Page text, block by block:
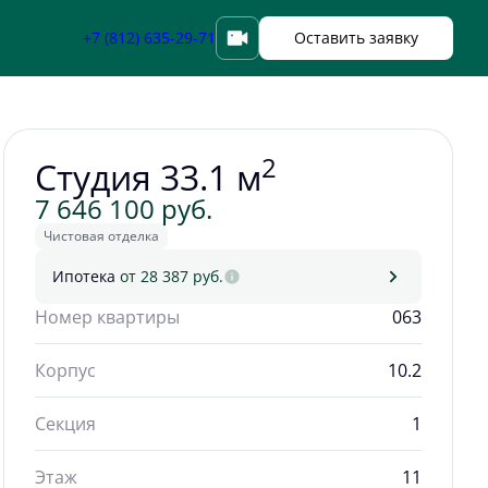
+7 (812) 635-29-71 Оставить заявку
Забронировать
Студия 33.1 м2
7 646 100 руб.
Чистовая отделка
Ипотека от 28 387 руб.
Номер квартиры 063
Корпус 10.2
Секция 1
Этаж 11